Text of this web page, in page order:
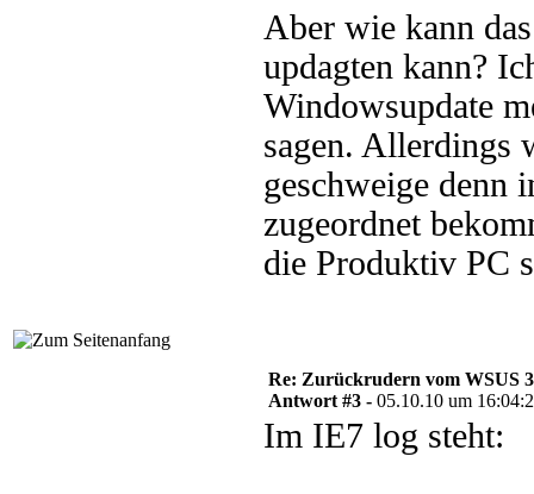
Aber wie kann
updagten kann?
Windowsupdate
sagen. Allerdings
geschweige denn
zugeordnet
die Produktiv PC
Re: Zurückrudern vom WSUS
Antwort #3 - 05.10.10 um
Im IE7 log steht: